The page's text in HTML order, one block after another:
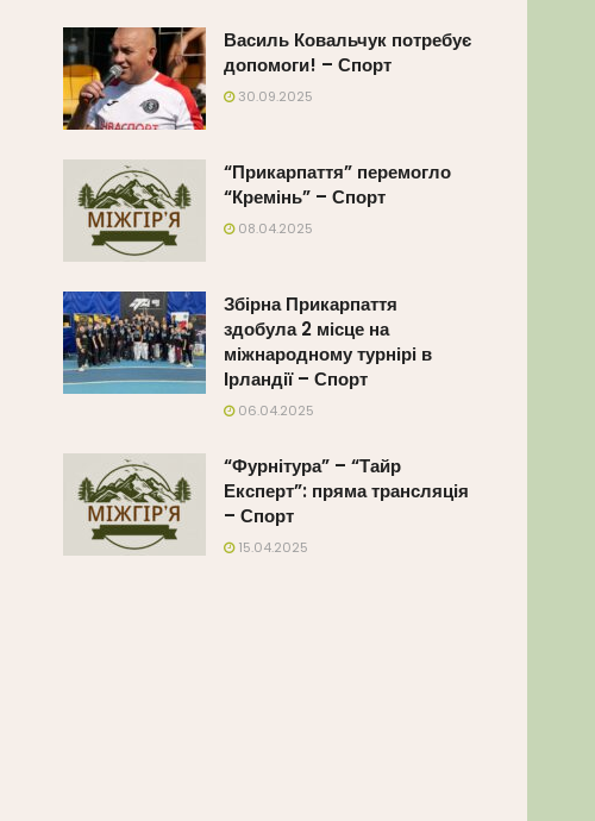
Василь Ковальчук потребує
допомоги! – Спорт
30.09.2025
“Прикарпаття” перемогло
“Кремінь” – Спорт
08.04.2025
Збірна Прикарпаття
здобула 2 місце на
міжнародному турнірі в
Ірландії – Спорт
06.04.2025
“Фурнітура” – “Тайр
Експерт”: пряма трансляція
– Спорт
15.04.2025